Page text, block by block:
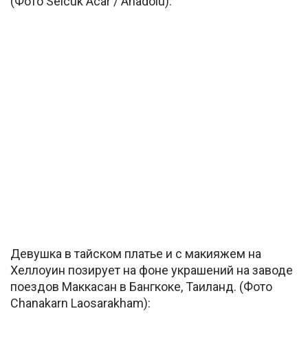
Девушка в тайском платье и с макияжем на
Хеллоуин позирует на фоне украшений на заводе
поездов Маккасан в Бангкоке, Таиланд. (Фото
Chanakarn Laosarakham):